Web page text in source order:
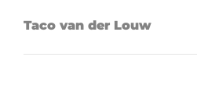
Taco van der Louw